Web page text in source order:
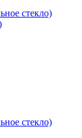
стекло)
стекло)